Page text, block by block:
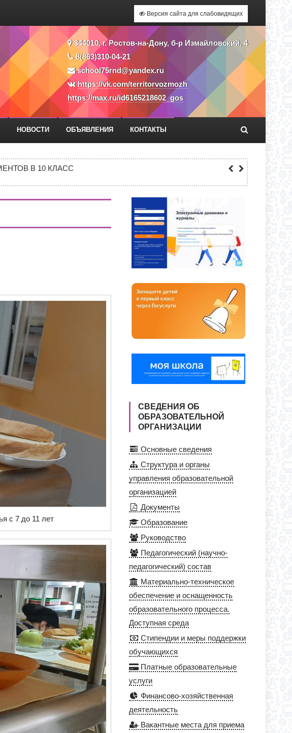
Версия сайта для слабовидящих
344010, г. Ростов-на-Дону, б-р Измайловский, 4
8(863)310-04-21
school75rnd@yandex.ru
https://vk.com/territorvozmozh
https://max.ru/id6165218602_gos
НОВОСТИ ОБЪЯВЛЕНИЯ КОНТАКТЫ
ОБЛАСТИ ДЛЯ ПРИЕМА ЗАЯВЛЕНИЙ В 1 КЛАСС
В 10 КЛАСС
ПОЛНОГО ДНЯ ПО АДРЕСУ: УЛ. Ю. ДУБИНИНА,
ОБЛАСТИ ДЛЯ ПРИЕМА ЗАЯВЛЕНИЙ В 1 КЛАСС
с 7 до 11 лет
СВЕДЕНИЯ ОБ
ОБРАЗОВАТЕЛЬНОЙ
ОРГАНИЗАЦИИ
Основные сведения
Структура и органы
управления образовательной
организацией
Документы
Образование
Руководство
Педагогический (научно-
педагогический) состав
Материально-техническое
обеспечение и оснащенность
образовательного процесса.
Доступная среда
Стипендии и меры поддержки
обучающихся
Платные образовательные
услуги
Финансово-хозяйственная
деятельность
Вакантные места для приема